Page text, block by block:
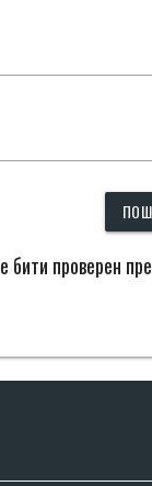
бити проверен пре